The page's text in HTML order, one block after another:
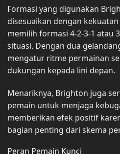
Formasi yang digunakan
disesuaikan dengan
memilih formasi 4-2-3-1 atau
situasi. Dengan dua
mengatur ritme permainan
dukungan kepada lini depan.
Menariknya, Brighton juga
pemain untuk menjaga
memberikan efek positif
bagian penting dari skema
Peran Pemain Kunci